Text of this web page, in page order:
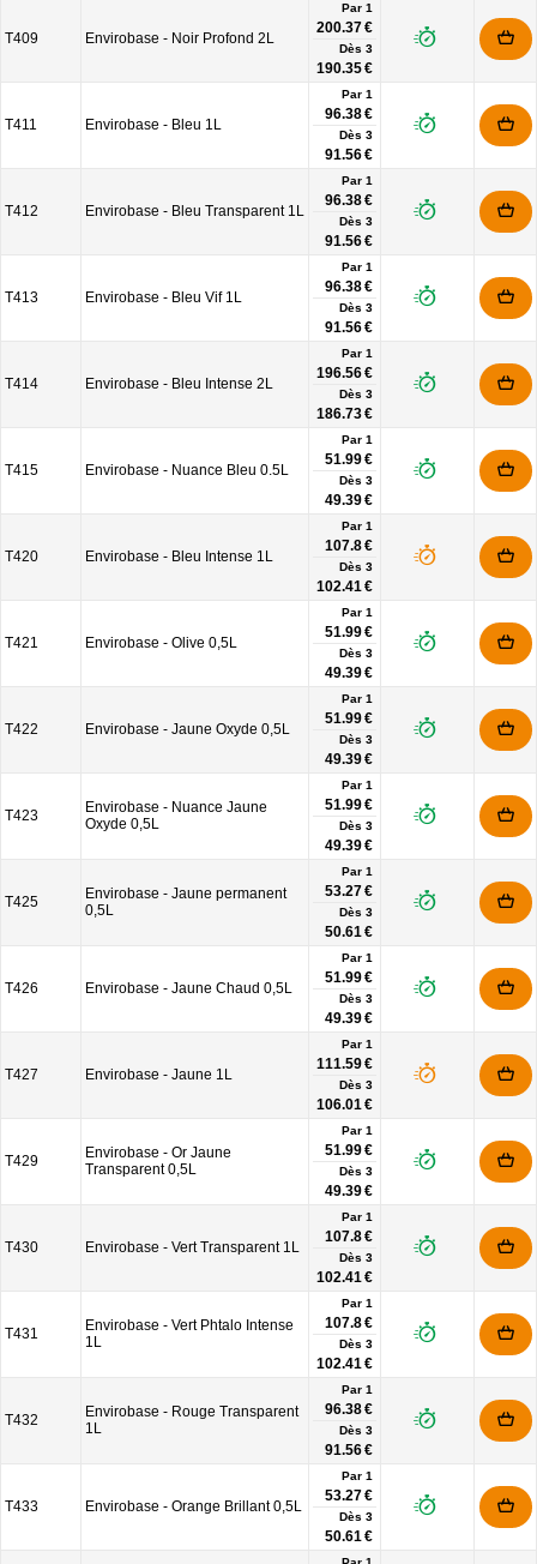
T409 Envirobase - Noir Profond 2L
Par 1
200.37 €
Dès 3
190.35 €
T411 Envirobase - Bleu 1L
Par 1
96.38 €
Dès 3
91.56 €
T412 Envirobase - Bleu Transparent 1L
Par 1
96.38 €
Dès 3
91.56 €
T413 Envirobase - Bleu Vif 1L
Par 1
96.38 €
Dès 3
91.56 €
T414 Envirobase - Bleu Intense 2L
Par 1
196.56 €
Dès 3
186.73 €
T415 Envirobase - Nuance Bleu 0.5L
Par 1
51.99 €
Dès 3
49.39 €
T420 Envirobase - Bleu Intense 1L
Par 1
107.8 €
Dès 3
102.41 €
T421 Envirobase - Olive 0,5L
Par 1
51.99 €
Dès 3
49.39 €
T422 Envirobase - Jaune Oxyde 0,5L
Par 1
51.99 €
Dès 3
49.39 €
T423
Envirobase - Nuance Jaune
Oxyde 0,5L
Par 1
51.99 €
Dès 3
49.39 €
T425
Envirobase - Jaune permanent
0,5L
Par 1
53.27 €
Dès 3
50.61 €
T426 Envirobase - Jaune Chaud 0,5L
Par 1
51.99 €
Dès 3
49.39 €
T427 Envirobase - Jaune 1L
Par 1
111.59 €
Dès 3
106.01 €
T429
Envirobase - Or Jaune
Transparent 0,5L
Par 1
51.99 €
Dès 3
49.39 €
T430 Envirobase - Vert Transparent 1L
Par 1
107.8 €
Dès 3
102.41 €
T431
Envirobase - Vert Phtalo Intense
1L
Par 1
107.8 €
Dès 3
102.41 €
T432
Envirobase - Rouge Transparent
1L
Par 1
96.38 €
Dès 3
91.56 €
T433 Envirobase - Orange Brillant 0,5L
Par 1
53.27 €
Dès 3
50.61 €